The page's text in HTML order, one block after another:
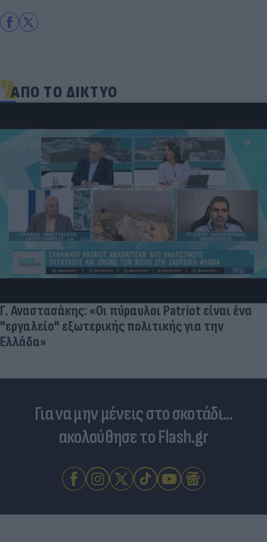
ΑΠΟ ΤΟ ΔΙΚΤΥΟ
«Στην pole position για Κωνσταντέλια η
Ντόρτμουντ»
Για να μην μένεις στο σκοτάδι...
ακολούθησε το Flash.gr